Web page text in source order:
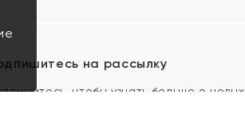
на рассылку
чтобы узнать больше о новых